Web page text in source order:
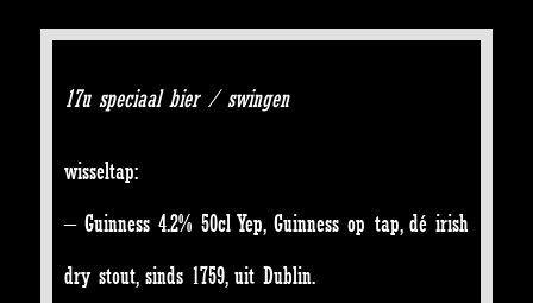
17u speciaal bier / swingen
wisseltap:
– Guinness 4.2% 50cl Yep, Guinness op tap, dé irish
dry stout, sinds 1759, uit Dublin.